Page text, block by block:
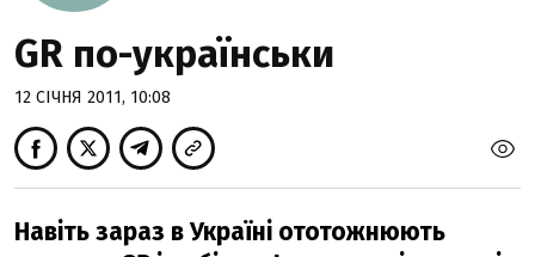
GR по-українськи
12 СІЧНЯ 2011, 10:08
Навіть зараз в Україні ототожнюють